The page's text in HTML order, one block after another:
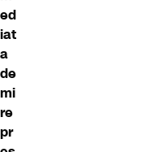
ed
iat
a
de
mi
re
pr